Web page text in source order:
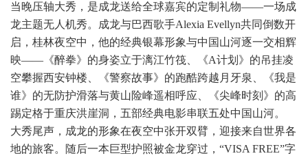
当晚压轴大秀，是成龙送给全球嘉宾的定制礼物——一场成
龙主题无人机秀。成龙与巴西歌手Alexia Evellyn共同倒数开
启，桂林夜空中，他的经典银幕形象与中国山河逐一交相辉
映——《醉拳》的身姿立于漓江竹筏、《A计划》的吊挂凌
空攀握西安钟楼、《警察故事》的跑酷跨越月牙泉、《我是
谁》的无防护滑落与黄山险峰遥相呼应、《尖峰时刻》的高
踢定格于重庆洪崖洞，五部经典电影串联五处中国山河。
大秀尾声，成龙的形象在夜空中张开双臂，迎接来自世界各
地的旅客。随后一本巨型护照被金龙穿过，“VISA FREE”字